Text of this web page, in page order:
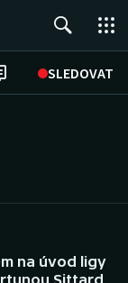
SLEDOVAT
na úvod ligy
Sittard